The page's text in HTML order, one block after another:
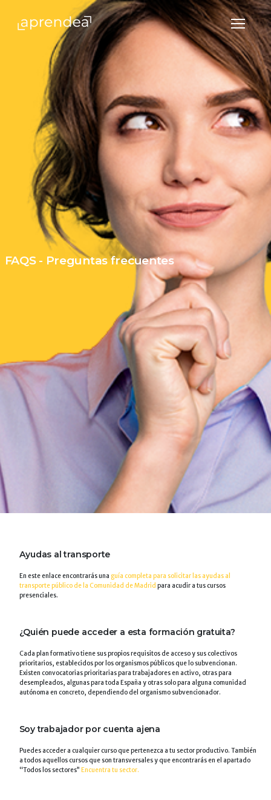
Menú
FAQS - Preguntas frecuentes
Ayudas al transporte
En este enlace encontrarás una guía completa para solicitar las ayudas al
transporte público de la Comunidad de Madrid para acudir a tus cursos
presenciales.
¿Quién puede acceder a esta formación gratuita?
Cada plan formativo tiene sus propios requisitos de acceso y sus colectivos
prioritarios, establecidos por los organismos públicos que lo subvencionan.
Existen convocatorias prioritarias para trabajadores en activo, otras para
desempleados, algunas para toda España y otras solo para alguna comunidad
autónoma en concreto, dependiendo del organismo subvencionador.
Soy trabajador por cuenta ajena
Puedes acceder a cualquier curso que pertenezca a tu sector productivo. También
a todos aquellos cursos que son transversales y que encontrarás en el apartado
“Todos los sectores” Encuentra tu sector.